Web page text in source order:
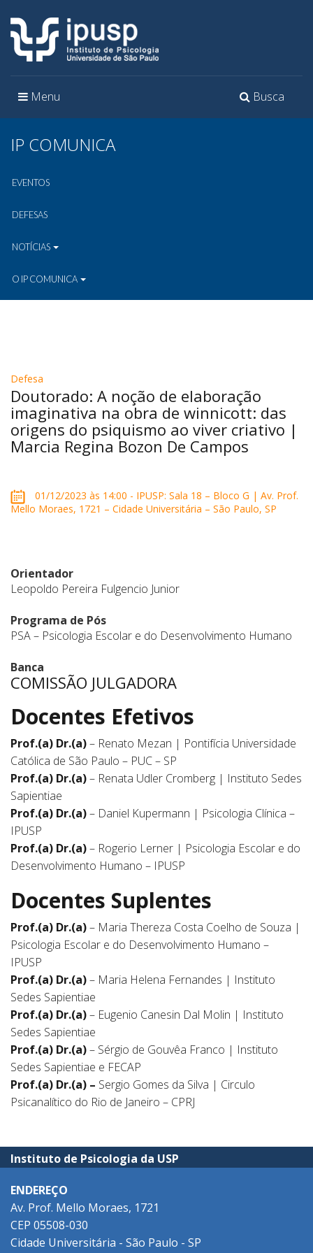
Toggle
Busca
Toggle
Menu
IP COMUNICA
EVENTOS
DEFESAS
NOTÍCIAS
O IP COMUNICA
Defesa
Doutorado: A noção de elaboração
imaginativa na obra de winnicott: das
origens do psiquismo ao viver criativo |
Marcia Regina Bozon De Campos
01/12/2023 às 14:00 - IPUSP: Sala 18 – Bloco G | Av. Prof.
Mello Moraes, 1721 – Cidade Universitária – São Paulo, SP
Orientador
Leopoldo Pereira Fulgencio Junior
Programa de Pós
PSA – Psicologia Escolar e do Desenvolvimento Humano
Banca
COMISSÃO JULGADORA
Docentes Efetivos
Prof.(a) Dr.(a)– Renato Mezan | Pontifícia Universidade
Católica de São Paulo – PUC – SP
Prof.(a) Dr.(a)– Renata Udler Cromberg | Instituto Sedes
Sapientiae
Prof.(a) Dr.(a)– Daniel Kupermann | Psicologia Clínica –
IPUSP
Prof.(a) Dr.(a)– Rogerio Lerner | Psicologia Escolar e do
Desenvolvimento Humano – IPUSP
Docentes Suplentes
Prof.(a) Dr.(a)– Maria Thereza Costa Coelho de Souza |
Psicologia Escolar e do Desenvolvimento Humano –
IPUSP
Prof.(a) Dr.(a)– Maria Helena Fernandes | Instituto
Sedes Sapientiae
Prof.(a) Dr.(a)– Eugenio Canesin Dal Molin | Instituto
Sedes Sapientiae
Prof.(a) Dr.(a)– Sérgio de Gouvêa Franco | Instituto
Sedes Sapientiae e FECAP
Prof.(a) Dr.(a) – Sergio Gomes da Silva | Circulo
Psicanalítico do Rio de Janeiro – CPRJ
Instituto de Psicologia da USP
ENDEREÇO
Av. Prof. Mello Moraes, 1721
CEP 05508-030
Cidade Universitária - São Paulo - SP